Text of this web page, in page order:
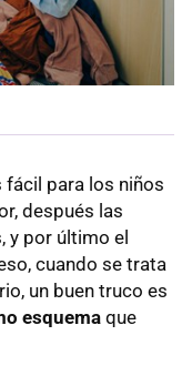
fácil para los niños
después las
y por último el
cuando se trata
un buen truco es
esquema que